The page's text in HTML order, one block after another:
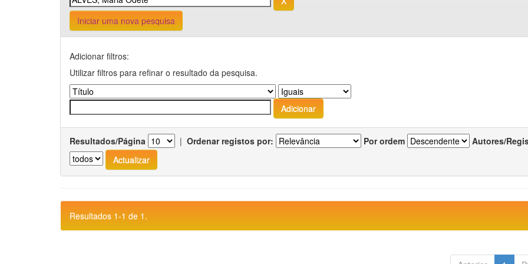
Iniciar uma nova pesquisa
Adicionar filtros:
Utilizar filtros para refinar o resultado da pesquisa.
Resultados/Página | Ordenar registos por: Por ordem Autores/
Resultados 1-1 de 1.